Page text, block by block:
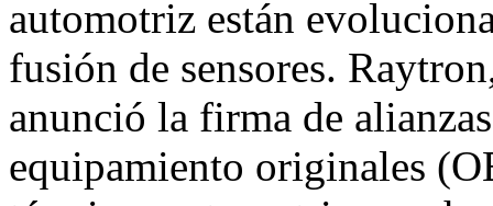
automotriz están
fusión de sensores.
anunció la firma de
equipamiento originales